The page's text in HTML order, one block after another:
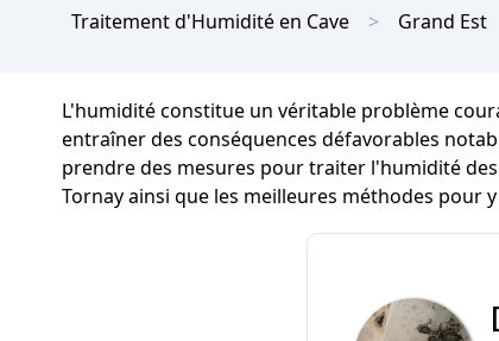
Traitement d'Humidité en Cave Grand Est
L'humidité constitue un véritable problème
entraîner des conséquences défavorables
prendre des mesures pour traiter l'humidité
Tornay ainsi que les meilleures méthodes pour